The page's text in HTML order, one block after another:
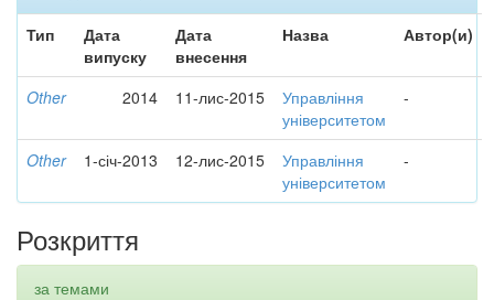
Тип
Дата
випуску
Дата
внесення
Назва Автор(и)
Other 2014 11-лис-2015
Управління
університетом
-
Other 1-січ-2013 12-лис-2015
Управління
університетом
-
Розкриття
за темами